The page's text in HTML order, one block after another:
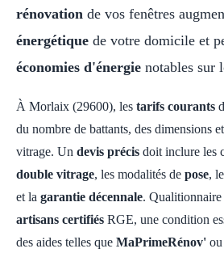
rénovation de vos fenêtres
énergétique de votre domicile et
économies d'énergie notables sur
À Morlaix (29600), les tarifs courants
du nombre de battants, des dimensions
vitrage. Un devis précis doit inclure les
double vitrage, les modalités de pose, le
et la garantie décennale. Qualitionnaire
artisans certifiés RGE, une condition
des aides telles que MaPrimeRénov'